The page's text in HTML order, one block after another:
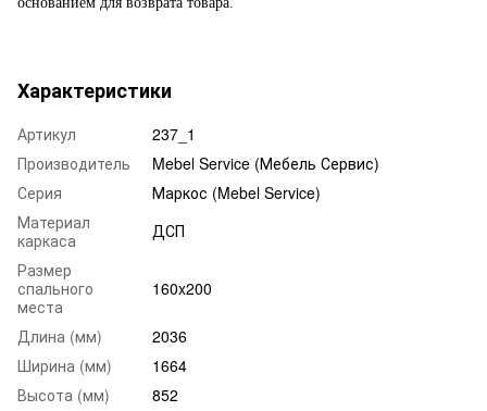
Характеристики
Артикул
237_1
Производитель
Mebel Service (Мебель Сервис)
Серия
Маркос (Mebel Service)
Материал
каркаса
ДСП
Размер
спального
места
160x200
Длина (мм)
2036
Ширина (мм)
1664
Высота (мм)
852